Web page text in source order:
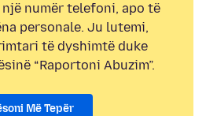
numër telefoni, apo të
personale. Ju lutemi,
të dyshimtë duke
“Raportoni Abuzim”.
Më Tepër